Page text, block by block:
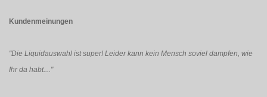
Kundenmeinungen
"Die Liquidauswahl ist super! Leider kann kein Mensch soviel dampfen, wie
Ihr da habt...."